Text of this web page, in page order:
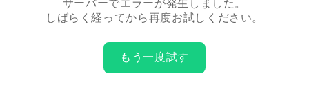
サーバーでエラーが発生しました。
しばらく経ってから再度お試しください。
もう一度試す